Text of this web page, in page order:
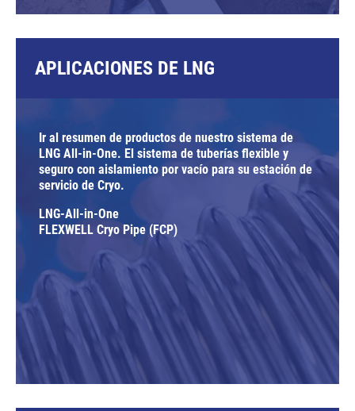
APLICACIONES DE LNG
Ir al resumen de productos de nuestro sistema de
LNG All-in-One. El sistema de tuberías flexible y
seguro con aislamiento por vacío para su estación de
servicio de Cryo.
LNG-All-in-One
FLEXWELL Cryo Pipe (FCP)